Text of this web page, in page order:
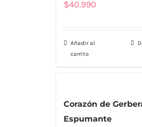
$40.990
Añadir al
carrito
Corazón de
Espumante